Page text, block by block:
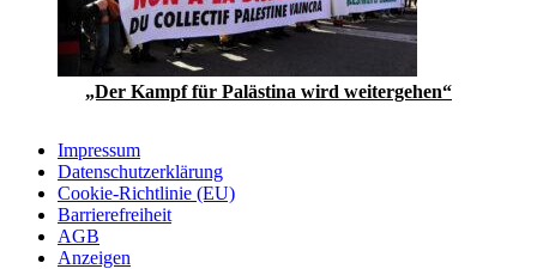
„Der Kampf für Palästina wird weitergehen“
Impressum
Datenschutzerklärung
Cookie-Richtlinie (EU)
Barrierefreiheit
AGB
Anzeigen